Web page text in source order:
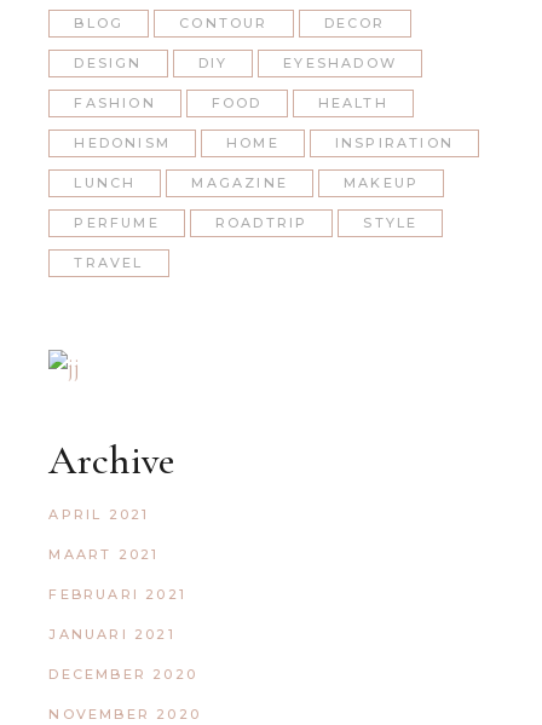
BLOG CONTOUR DECOR
DESIGN DIY EYESHADOW
FASHION FOOD HEALTH
HEDONISM HOME INSPIRATION
LUNCH MAGAZINE MAKEUP
PERFUME ROADTRIP STYLE
TRAVEL
Archive
APRIL 2021
MAART 2021
FEBRUARI 2021
JANUARI 2021
DECEMBER 2020
NOVEMBER 2020